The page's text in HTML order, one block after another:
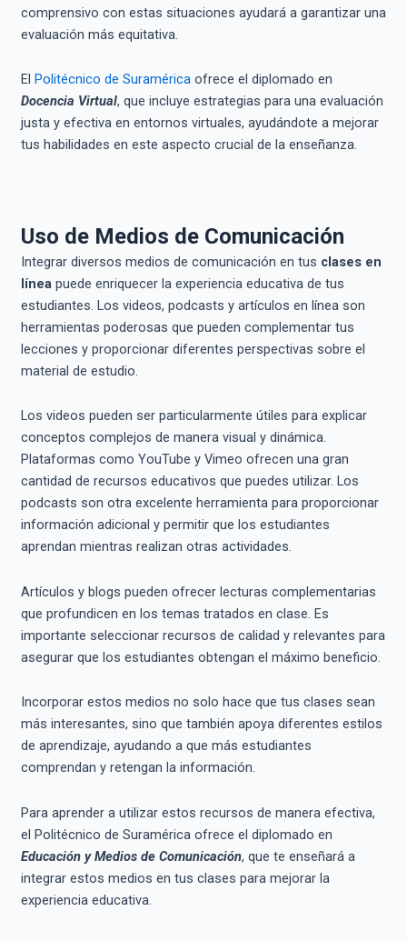
comprensivo con estas situaciones ayudará a garantizar una
evaluación más equitativa.
El Politécnico de Suraméricaofrece el diplomado en
Docencia Virtual, que incluye estrategias para una evaluación
justa y efectiva en entornos virtuales, ayudándote a mejorar
tus habilidades en este aspecto crucial de la enseñanza.
Uso de Medios de Comunicación
Integrar diversos medios de comunicación en tus clases en
líneapuede enriquecer la experiencia educativa de tus
estudiantes. Los videos, podcasts y artículos en línea son
herramientas poderosas que pueden complementar tus
lecciones y proporcionar diferentes perspectivas sobre el
material de estudio.
Los videos pueden ser particularmente útiles para explicar
conceptos complejos de manera visual y dinámica.
Plataformas como YouTube y Vimeo ofrecen una gran
cantidad de recursos educativos que puedes utilizar. Los
podcasts son otra excelente herramienta para proporcionar
información adicional y permitir que los estudiantes
aprendan mientras realizan otras actividades.
Artículos y blogs pueden ofrecer lecturas complementarias
que profundicen en los temas tratados en clase. Es
importante seleccionar recursos de calidad y relevantes para
asegurar que los estudiantes obtengan el máximo beneficio.
Incorporar estos medios no solo hace que tus clases sean
más interesantes, sino que también apoya diferentes estilos
de aprendizaje, ayudando a que más estudiantes
comprendan y retengan la información.
Para aprender a utilizar estos recursos de manera efectiva,
el Politécnico de Suramérica ofrece el diplomado en
Educación y Medios de Comunicación, que te enseñará a
integrar estos medios en tus clases para mejorar la
experiencia educativa.